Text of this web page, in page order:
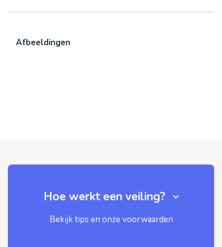
Afbeeldingen
Hoe werkt een veiling?
Bekijk tips en onze voorwaarden